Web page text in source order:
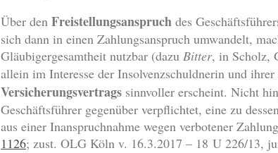
Über den Freistellungsanspruch des
sich dann in einen Zahlungsanspruch umwandelt,
Gläubigergesamtheit nutzbar (dazu Bitter, in Scholz,
allein im Interesse der Insolvenzschuldnerin und
Versicherungsvertrags sinnvoller erscheint. Nicht
Geschäftsführer gegenüber verpflichtet, eine zu
aus einer Inanspruchnahme wegen verbotener
1126; zust. OLG Köln v. 16.3.2017 – 18 U 226/13,